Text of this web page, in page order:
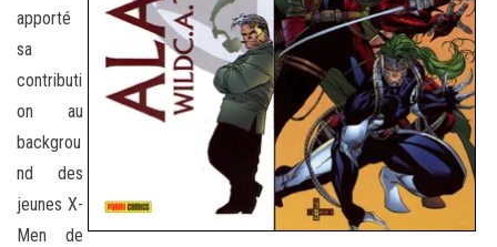
apporté
sa
contributi
on au
backgrou
nd des
jeunes X-
Men de